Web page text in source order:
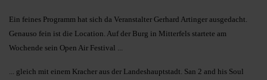
Ein feines Programm hat sich da Veranstalter Gerhard Artinger ausgedacht.
Genauso fein ist die Location. Auf der Burg in Mitterfels startete am
Wochende sein Open Air Festival ...
... gleich mit einem Kracher aus der Landeshauptstadt. San 2 and his Soul